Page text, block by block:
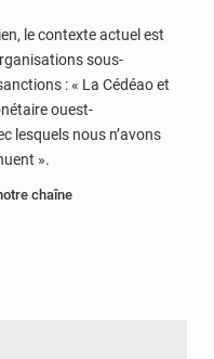
le contexte actuel est
sous-
: « La Cédéao et
ouest-
lesquels nous n’avons
».
chaîne